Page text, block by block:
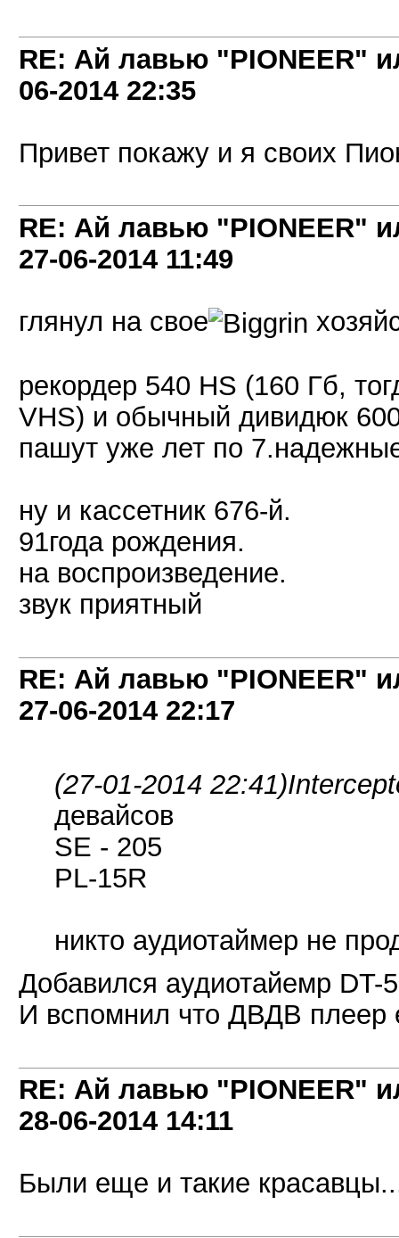
RE: Ай лавью "PIONEER"
06-2014 22:35
Привет покажу и я своих
RE: Ай лавью "PIONEER"
27-06-2014 11:49
глянул на свое
рекордер 540 HS (160 Гб,
VHS) и обычный дивидюк
пашут уже лет по
ну и кассетник 676-й.
91года рождения.
на воспроизведение.
звук приятный
RE: Ай лавью "PIONEER"
27-06-2014 22:17
(27-01-2014 22:41)
девайсов
SE - 205
PL-15R
никто аудиотаймер не
Добавился аудиотайемр DT-
И вспомнил что ДВДВ плеер
RE: Ай лавью "PIONEER"
28-06-2014 14:11
Были еще и такие